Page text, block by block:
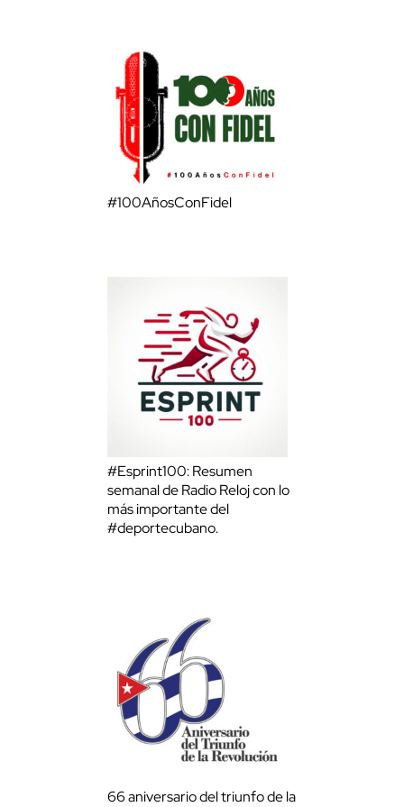
#100AñosConFidel
#Esprint100: Resumen
semanal de Radio Reloj con lo
más importante del
#deportecubano.
66 aniversario del triunfo de la